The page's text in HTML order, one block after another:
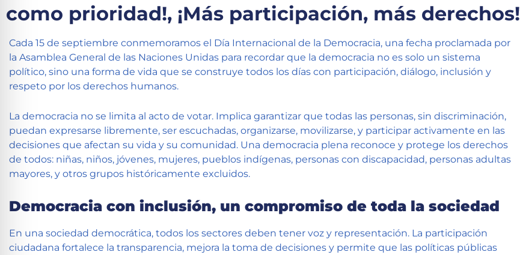
como prioridad!, ¡Más participación, más derechos!
Cada 15 de septiembre conmemoramos el Día Internacional de la Democracia, una fecha proclamada por
la Asamblea General de las Naciones Unidas para recordar que la democracia no es solo un sistema
político, sino una forma de vida que se construye todos los días con participación, diálogo, inclusión y
respeto por los derechos humanos.
La democracia no se limita al acto de votar. Implica garantizar que todas las personas, sin discriminación,
puedan expresarse libremente, ser escuchadas, organizarse, movilizarse, y participar activamente en las
decisiones que afectan su vida y su comunidad. Una democracia plena reconoce y protege los derechos
de todos: niñas, niños, jóvenes, mujeres, pueblos indígenas, personas con discapacidad, personas adultas
mayores, y otros grupos históricamente excluidos.
Democracia con inclusión, un compromiso de toda la sociedad
En una sociedad democrática, todos los sectores deben tener voz y representación. La participación
ciudadana fortalece la transparencia, mejora la toma de decisiones y permite que las políticas públicas